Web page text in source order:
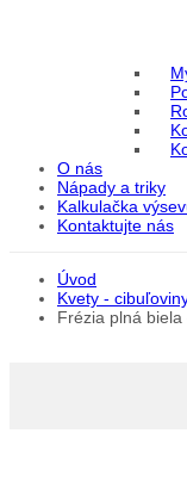
O nás
Nápady a triky
Kalkulačka
Kontaktujte nás
Úvod
Kvety -
Frézia plná biela